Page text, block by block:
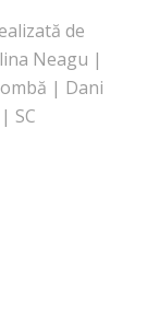
de
Neagu |
| Dani
SC